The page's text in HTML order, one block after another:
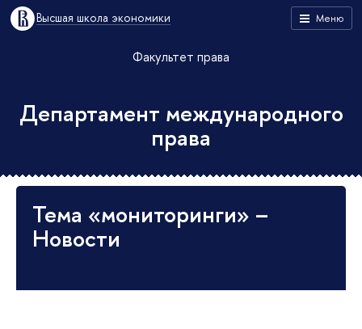
Меню
Высшая школа экономики
Факультет права
Департамент международного
права
Тема «мониторинги» –
Новости